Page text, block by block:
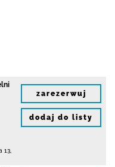
13
zarezerwuj
dodaj do listy